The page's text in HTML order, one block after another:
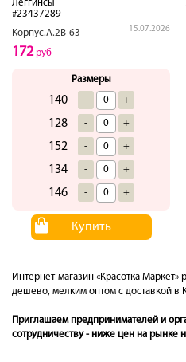
Леггинсы
#23437289
Корпус.А.2В-63
15.07.2026
172руб
Размеры
140 - +
128 - +
152 - +
134 - +
146 - +
Купить
Интернет-магазин «Красотка Маркет»
дешево, мелким оптом с доставкой в
Приглашаем предпринимателей и
сотрудничеству - ниже цен на рынке